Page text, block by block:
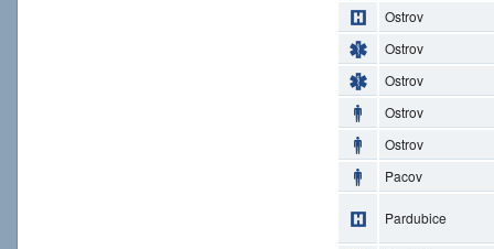
Ostrov
Ostrov
Ostrov
Ostrov
Ostrov
Pacov
Pardubice